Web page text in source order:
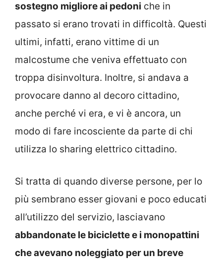
sostegno migliore ai pedoni che in
passato si erano trovati in difficoltà. Questi
ultimi, infatti, erano vittime di un
malcostume che veniva effettuato con
troppa disinvoltura. Inoltre, si andava a
provocare danno al decoro cittadino,
anche perché vi era, e vi è ancora, un
modo di fare incosciente da parte di chi
utilizza lo sharing elettrico cittadino.
Si tratta di quando diverse persone, per lo
più sembrano esser giovani e poco educati
all’utilizzo del servizio, lasciavano
abbandonate le biciclette e i monopattini
che avevano noleggiato per un breve